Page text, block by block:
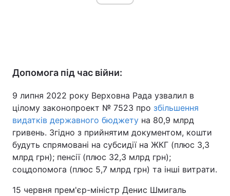
Допомога під час війни:
9 липня 2022 року Верховна Рада узвалил в
цілому законопроект № 7523 про збільшення
видатків державного бюджету на 80,9 млрд
гривень. Згідно з прийнятим документом, кошти
будуть спрямовані на субсидії на ЖКГ (плюс 3,3
млрд грн); пенсії (плюс 32,3 млрд грн);
соцдопомога (плюс 5,7 млрд грн) та інші витрати.
15 червня прем'єр-міністр Денис Шмигаль